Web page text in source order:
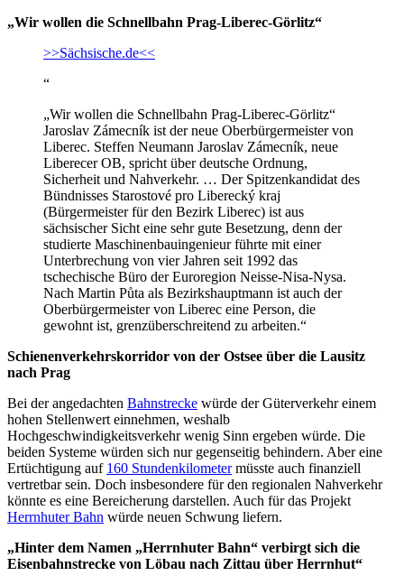
„Wir wollen die Schnellbahn Prag-Liberec-Görlitz“
>>Sächsische.de<<
“
„Wir wollen die Schnellbahn Prag-Liberec-Görlitz“
Jaroslav Zámecník ist der neue Oberbürgermeister von
Liberec. Steffen Neumann Jaroslav Zámecník, neue
Liberecer OB, spricht über deutsche Ordnung,
Sicherheit und Nahverkehr. … Der Spitzenkandidat des
Bündnisses Starostové pro Liberecký kraj
(Bürgermeister für den Bezirk Liberec) ist aus
sächsischer Sicht eine sehr gute Besetzung, denn der
studierte Maschinenbauingenieur führte mit einer
Unterbrechung von vier Jahren seit 1992 das
tschechische Büro der Euroregion Neisse-Nisa-Nysa.
Nach Martin Půta als Bezirkshauptmann ist auch der
Oberbürgermeister von Liberec eine Person, die
gewohnt ist, grenzüberschreitend zu arbeiten.“
Schienenverkehrskorridor von der Ostsee über die Lausitz
nach Prag
Bei der angedachten Bahnstrecke würde der Güterverkehr einem
hohen Stellenwert einnehmen, weshalb
Hochgeschwindigkeitsverkehr wenig Sinn ergeben würde. Die
beiden Systeme würden sich nur gegenseitig behindern. Aber eine
Ertüchtigung auf 160 Stundenkilometermüsste auch finanziell
vertretbar sein. Doch insbesondere für den regionalen Nahverkehr
könnte es eine Bereicherung darstellen. Auch für das Projekt
Herrnhuter Bahn würde neuen Schwung liefern.
„Hinter dem Namen „Herrnhuter Bahn“ verbirgt sich die
Eisenbahnstrecke von Löbau nach Zittau über Herrnhut“